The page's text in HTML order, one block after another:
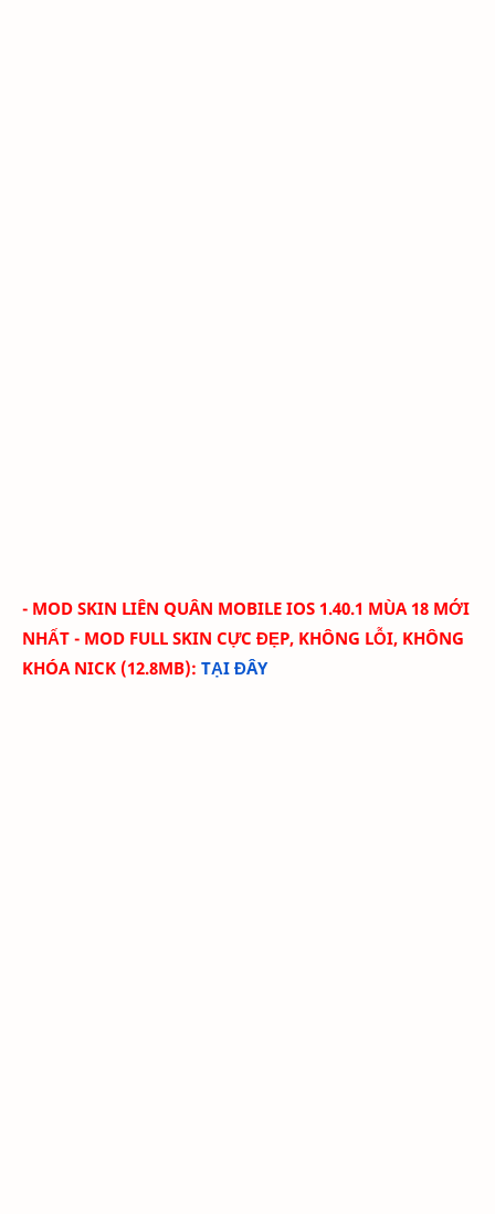
- MOD SKIN LIÊN QUÂN MOBILE IOS 1.40.1 MÙA 18 MỚI
NHẤT - MOD FULL SKIN CỰC ĐẸP, KHÔNG LỖI, KHÔNG
KHÓA NICK (12.8MB): TẠI ĐÂY